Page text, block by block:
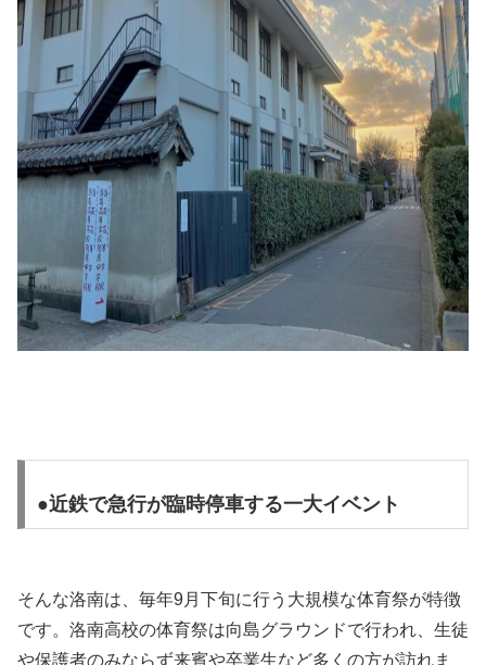
●近鉄で急行が臨時停車する一大イベント
そんな洛南は、毎年9月下旬に行う大規模な体育祭が特徴
です。洛南高校の体育祭は向島グラウンドで行われ、生徒
や保護者のみならず来賓や卒業生など多くの方が訪れま